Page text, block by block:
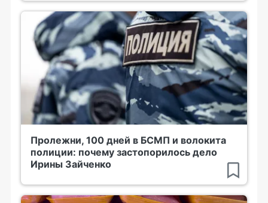
Пролежни, 100 дней в БСМП и волокита
полиции: почему застопорилось дело
Ирины Зайченко